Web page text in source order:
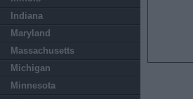
Indiana
Maryland
Massachusetts
Michigan
Minnesota